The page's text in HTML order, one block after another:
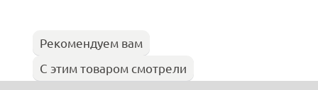
Рекомендуем вам
С этим товаром смотрели